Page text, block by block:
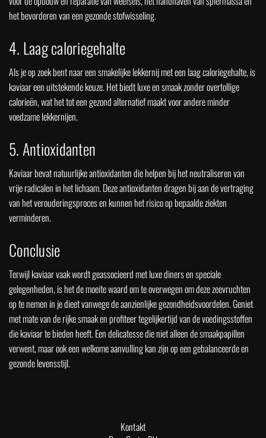
het bevorderen van een gezonde stofwisseling.
4. Laag caloriegehalte
Als je op zoek bent naar een smakelijke lekkernij met een laag caloriegehalte, is
kaviaar een uitstekende keuze. Het biedt luxe en smaak zonder overtollige
calorieën, wat het tot een gezond alternatief maakt voor andere minder
voedzame lekkernijen.
5. Antioxidanten
Kaviaar bevat natuurlijke antioxidanten die helpen bij het neutraliseren van
vrije radicalen in het lichaam. Deze antioxidanten dragen bij aan de vertraging
van het verouderingsproces en kunnen het risico op bepaalde ziekten
verminderen.
Conclusie
Terwijl kaviaar vaak wordt geassocieerd met luxe diners en speciale
gelegenheden, is het de moeite waard om te overwegen om deze zeevruchten
op te nemen in je dieet vanwege de aanzienlijke gezondheidsvoordelen. Geniet
met mate van de rijke smaak en profiteer tegelijkertijd van de voedingsstoffen
die kaviaar te bieden heeft. Een delicatesse die niet alleen de smaakpapillen
verwent, maar ook een welkome aanvulling kan zijn op een gebalanceerde en
gezonde levensstijl.
Kontakt